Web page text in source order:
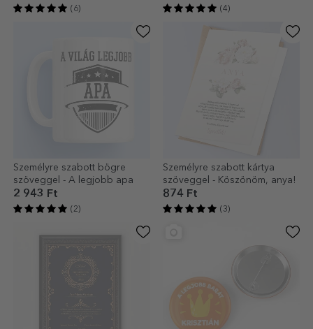
(6) (4)
Személyre szabott bögre
szöveggel - A legjobb apa
2 943 Ft
(2)
Személyre szabott kártya
szöveggel - Köszönöm, anya!
874 Ft
(3)